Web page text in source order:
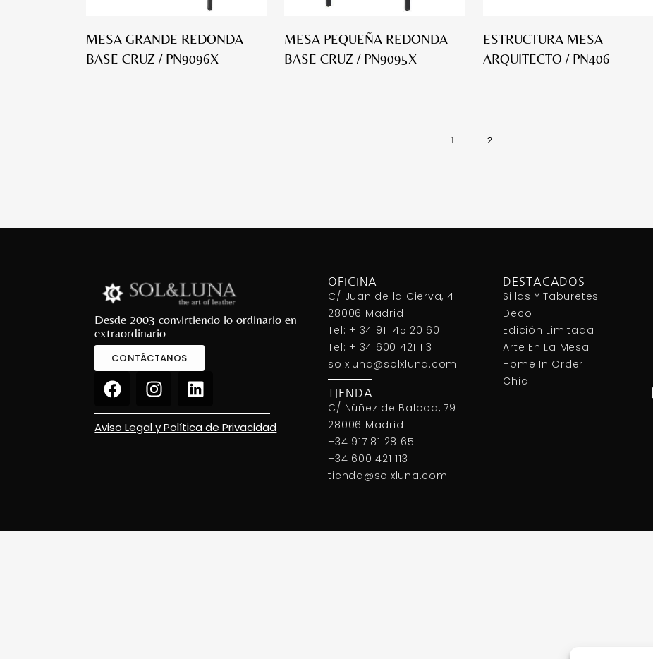
MESA GRANDE REDONDA
BASE CRUZ / PN9096X
MESA PEQUEÑA REDONDA
BASE CRUZ / PN9095X
ESTRUCTURA MESA
ARQUITECTO / PN406
1 2
Desde 2003 convirtiendo lo ordinario en
extraordinario
CONTÁCTANOS
Aviso Legal y Política de Privacidad
OFICINA
C/ Juan de la Cierva, 4
28006 Madrid
Tel: + 34 91 145 20 60
Tel: + 34 600 421 113
solxluna@solxluna.com
TIENDA
C/ Núñez de Balboa, 79
28006 Madrid
+34 917 81 28 65
+34 600 421 113
tienda@solxluna.com
DESTACADOS
Sillas Y Taburetes
Deco
Edición Limitada
Arte En La Mesa
Home In Order
Chic